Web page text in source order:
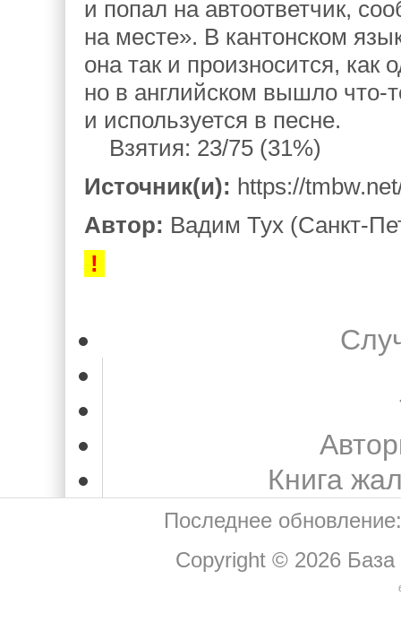
и попал на автоответчик,
на месте». В кантонском
она так и произносится, как
но в английском вышло
и используется в песне.
Взятия: 23/75 (31%)
Источник(и): https://
Автор: Вадим Тух (Санкт-
!
Книга
Последнее
Copyright © 2026 База